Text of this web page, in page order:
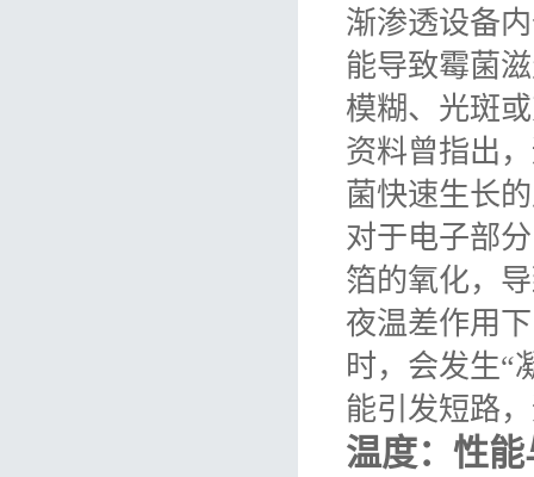
渐渗透设备
能导致霉菌
模糊、光斑
资料曾指出
菌快速生长
对于电子部
箔的氧化，
夜温差作用
时，会发生“
能引发短路
温度：性